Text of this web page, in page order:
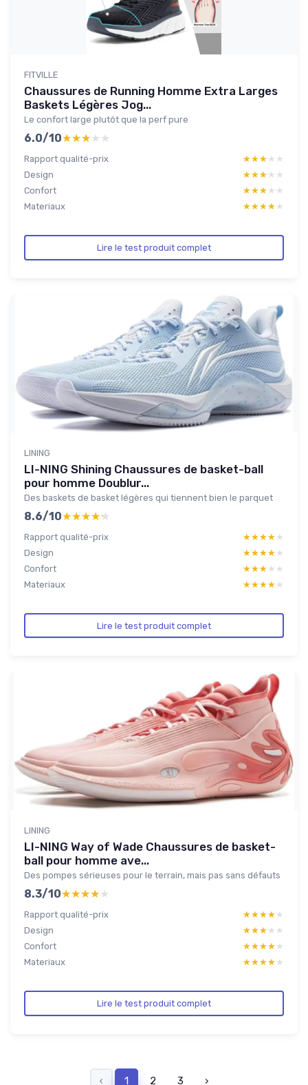
FITVILLE
Chaussures de Running Homme Extra Larges
Baskets Légères Jog...
Le confort large plutôt que la perf pure
6.0/10★★★★★
★★★★★
Rapport qualité-prix ★★★★★
★★★★★
Design
★★★★★
★★★★★
Confort
★★★★★
★★★★★
Materiaux
★★★★★
★★★★★
Lire le test produit complet
LINING
LI-NING Shining Chaussures de basket-ball
pour homme Doublur...
Des baskets de basket légères qui tiennent bien le parquet
8.6/10★★★★★
★★★★★
Rapport qualité-prix ★★★★★
★★★★★
Design
★★★★★
★★★★★
Confort
★★★★★
★★★★★
Materiaux
★★★★★
★★★★★
Lire le test produit complet
LINING
LI-NING Way of Wade Chaussures de basket-
ball pour homme ave...
Des pompes sérieuses pour le terrain, mais pas sans défauts
8.3/10★★★★★
★★★★★
Rapport qualité-prix ★★★★★
★★★★★
Design
★★★★★
★★★★★
Confort
★★★★★
★★★★★
Materiaux
★★★★★
★★★★★
Lire le test produit complet
‹ 1 2 3 ›